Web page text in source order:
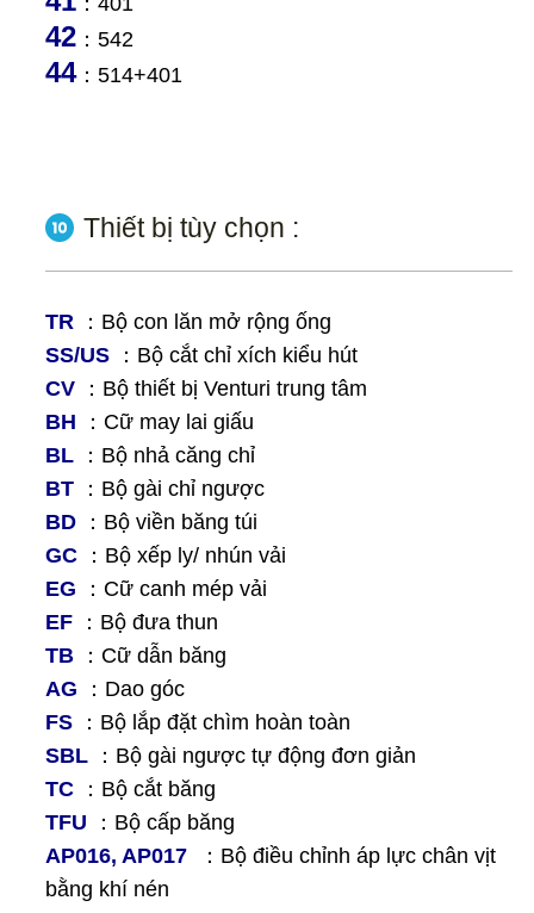
42 ：542
44：514+401
Thiết bị tùy chọn :
TR ：Bộ con lăn mở rộng ống
SS/US ：Bộ cắt chỉ xích kiểu hút
CV ：Bộ thiết bị Venturi trung tâm
BH ：Cữ may lai giấu
BL ：Bộ nhả căng chỉ
BT ：Bộ gài chỉ ngược
BD ：Bộ viền băng túi
GC ：Bộ xếp ly/ nhún vải
EG ：Cữ canh mép vải
EF ：Bộ đưa thun
TB ：Cữ dẫn băng
AG ：Dao góc
FS ：Bộ lắp đặt chìm hoàn toàn
SBL ：Bộ gài ngược tự động đơn giản
TC ：Bộ cắt băng
TFU ：Bộ cấp băng
AP016, AP017
：Bộ điều chỉnh áp lực chân vịt
bằng khí nén